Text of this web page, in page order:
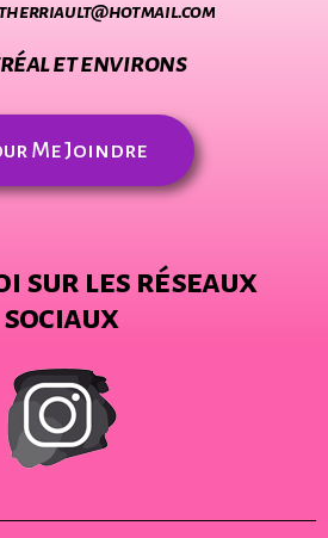
et environs
Me Joindre
sur les réseaux
sociaux